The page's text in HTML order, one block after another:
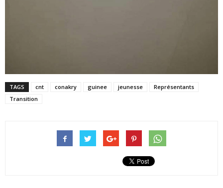
TAGS cnt conakry guinee jeunesse
Représentants
Transition